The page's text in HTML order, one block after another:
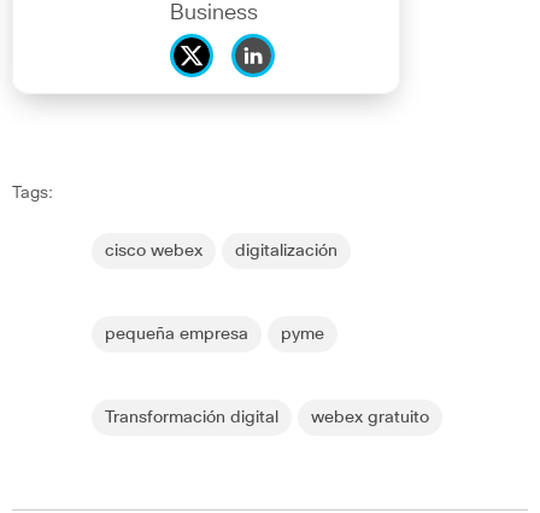
Business
Tags:
cisco webex digitalización
pequeña empresa pyme
Transformación digital webex gratuito